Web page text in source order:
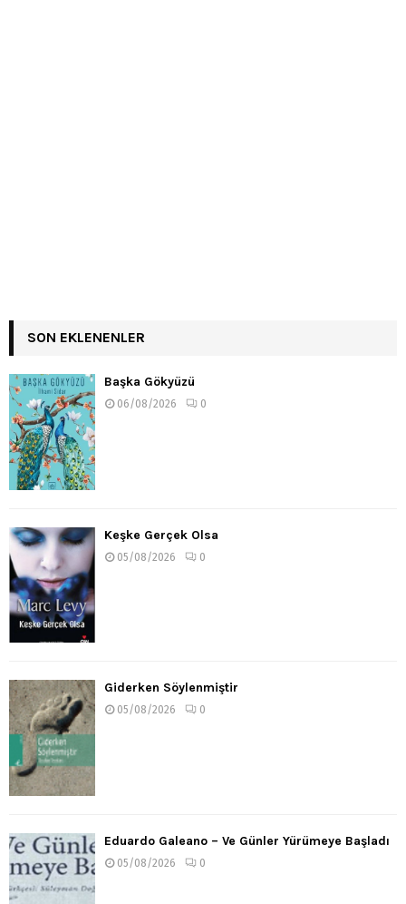
SON EKLENENLER
Başka Gökyüzü
06/08/2026 0
Keşke Gerçek Olsa
05/08/2026 0
Giderken Söylenmiştir
05/08/2026 0
Eduardo Galeano – Ve Günler Yürümeye Başladı
05/08/2026 0